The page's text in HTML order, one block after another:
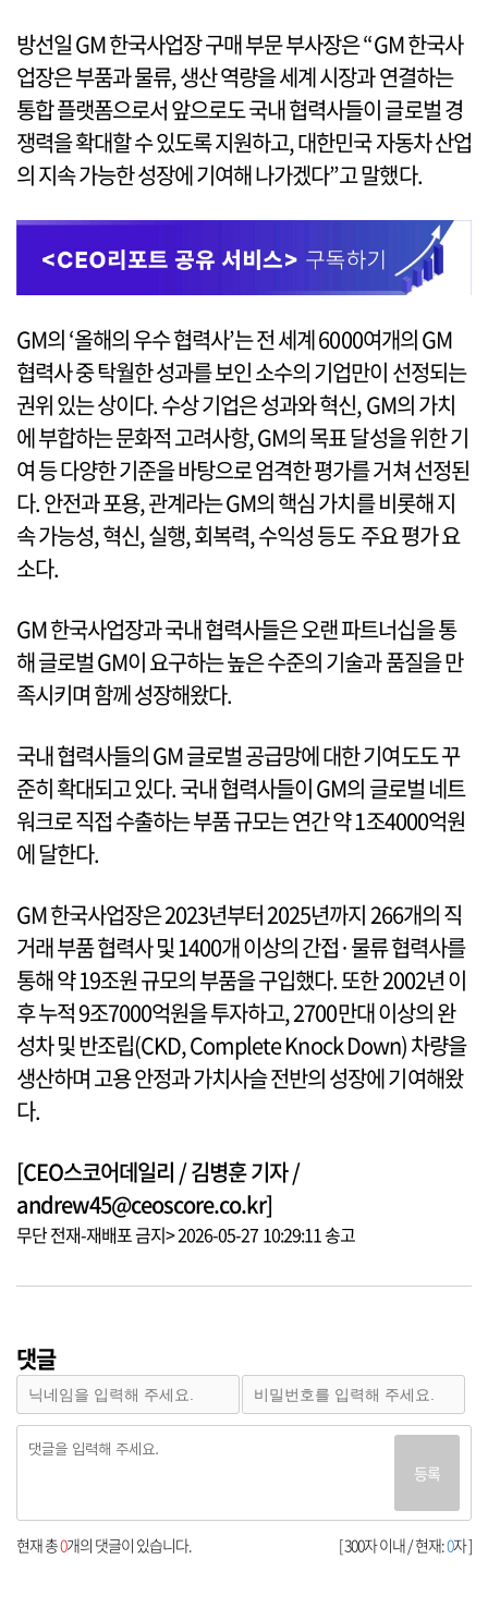
방선일 GM 한국사업장 구매 부문 부사장은 “GM 한국사
업장은 부품과 물류, 생산 역량을 세계 시장과 연결하는
통합 플랫폼으로서 앞으로도 국내 협력사들이 글로벌 경
쟁력을 확대할 수 있도록 지원하고, 대한민국 자동차 산업
의 지속 가능한 성장에 기여해 나가겠다”고 말했다.
GM의 ‘올해의 우수 협력사’는 전 세계 6000여개의 GM
협력사 중 탁월한 성과를 보인 소수의 기업만이 선정되는
권위 있는 상이다. 수상 기업은 성과와 혁신, GM의 가치
에 부합하는 문화적 고려사항, GM의 목표 달성을 위한 기
여 등 다양한 기준을 바탕으로 엄격한 평가를 거쳐 선정된
다. 안전과 포용, 관계라는 GM의 핵심 가치를 비롯해 지
속 가능성, 혁신, 실행, 회복력, 수익성 등도 주요 평가 요
소다.
GM 한국사업장과 국내 협력사들은 오랜 파트너십을 통
해 글로벌 GM이 요구하는 높은 수준의 기술과 품질을 만
족시키며 함께 성장해왔다.
국내 협력사들의 GM 글로벌 공급망에 대한 기여도도 꾸
준히 확대되고 있다. 국내 협력사들이 GM의 글로벌 네트
워크로 직접 수출하는 부품 규모는 연간 약 1조4000억원
에 달한다.
GM 한국사업장은 2023년부터 2025년까지 266개의 직
거래 부품 협력사 및 1400개 이상의 간접·물류 협력사를
통해 약 19조원 규모의 부품을 구입했다. 또한 2002년 이
후 누적 9조7000억원을 투자하고, 2700만대 이상의 완
성차 및 반조립(CKD, Complete Knock Down) 차량을
생산하며 고용 안정과 가치사슬 전반의 성장에 기여해왔
다.
[CEO스코어데일리 / 김병훈 기자 /
andrew45@ceoscore.co.kr]
무단 전재-재배포 금지> 2026-05-27 10:29:11 송고
댓글
등록
[ 300자 이내 / 현재:0자 ]
현재 총0개의 댓글이 있습니다.